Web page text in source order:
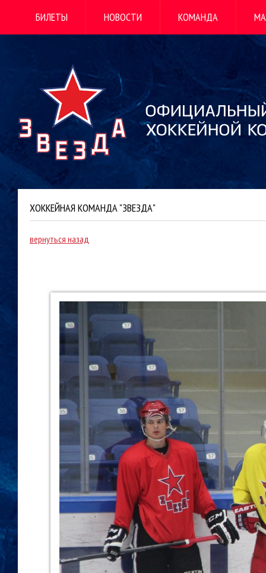
БИЛЕТЫ НОВОСТИ КОМАНДА
ХОККЕЙНАЯ КОМАНДА "ЗВЕЗДА"
вернуться назад